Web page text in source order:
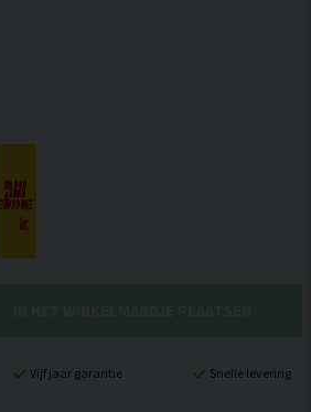
Vijf jaar garantie Snelle levering